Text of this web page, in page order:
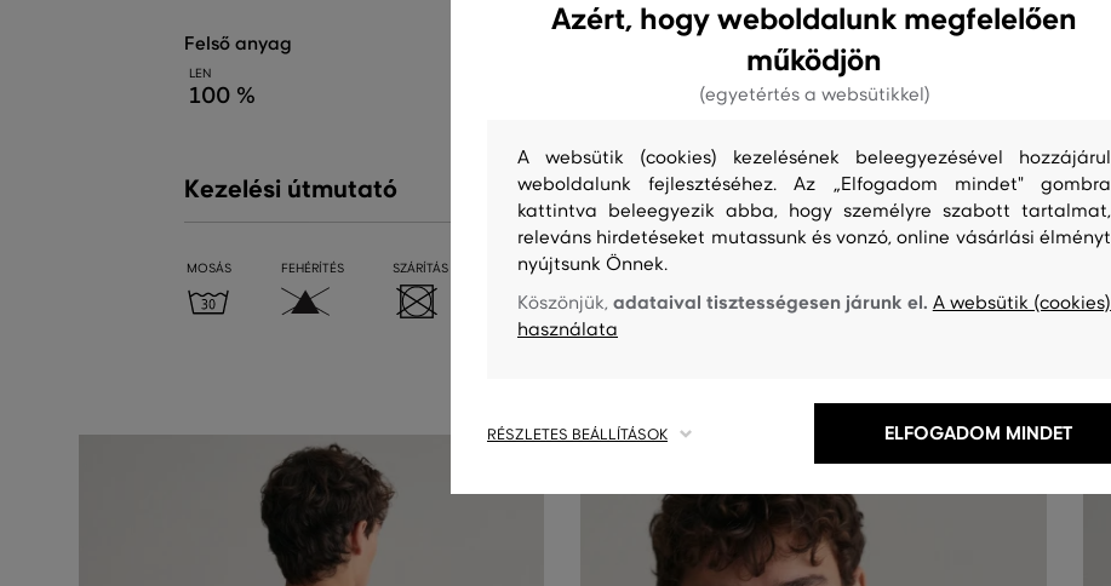
felső anyag
LEN
100 %
Kezelési útmutató
MOSÁS FEHÉRÍTÉS SZÁRÍTÁS VASALÁS TISZTÍTÁS
Azért, hogy weboldalunk megfelelően
működjön
(egyetértés a websütikkel)
A websütik (cookies) kezelésének beleegyezésével hozzájárul
weboldalunk fejlesztéséhez. Az „Elfogadom mindet" gombra
kattintva beleegyezik abba, hogy személyre szabott tartalmat,
releváns hirdetéseket mutassunk és vonzó, online vásárlási élményt
nyújtsunk Önnek.
Köszönjük,adataival tisztességesen járunk el. A websütik (cookies)
használata
RÉSZLETES BEÁLLÍTÁSOK ELFOGADOM MINDET